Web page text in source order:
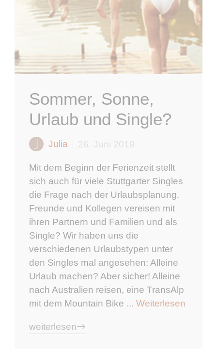
Sommer, Sonne,
Urlaub und Single?
Julia 26. Juni 2019
Mit dem Beginn der Ferienzeit stellt
sich auch für viele Stuttgarter Singles
die Frage nach der Urlaubsplanung.
Freunde und Kollegen vereisen mit
ihren Partnern und Familien und als
Single? Wir haben uns die
verschiedenen Urlaubstypen unter
den Singles mal angesehen: Alleine
Urlaub machen? Aber sicher! Alleine
nach Australien reisen, eine TransAlp
mit dem Mountain Bike ... Weiterlesen
weiterlesen